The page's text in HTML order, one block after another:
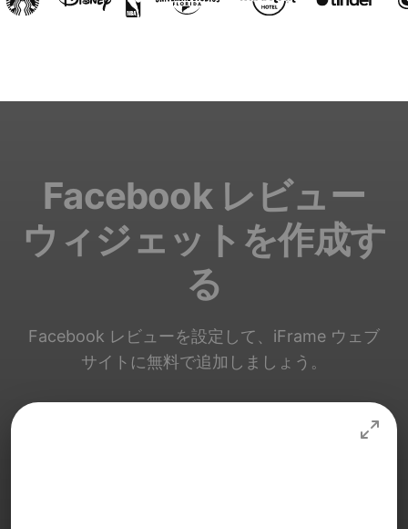
Facebook レビュー
ウィジェットを作成す
る
Facebook レビューを設定して、iFrame ウェブ
サイトに無料で追加しましょう。